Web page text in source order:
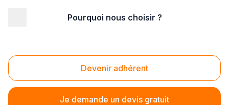
Pourquoi nous choisir ?
Devenir adhérent
Je demande un devis gratuit
Décoration - tapisserie Hautes-Pyrénées (65)
Vous cherchez un décorateur qualifié dans les Hautes-
Pyrénées pourmettre en peinture des murs